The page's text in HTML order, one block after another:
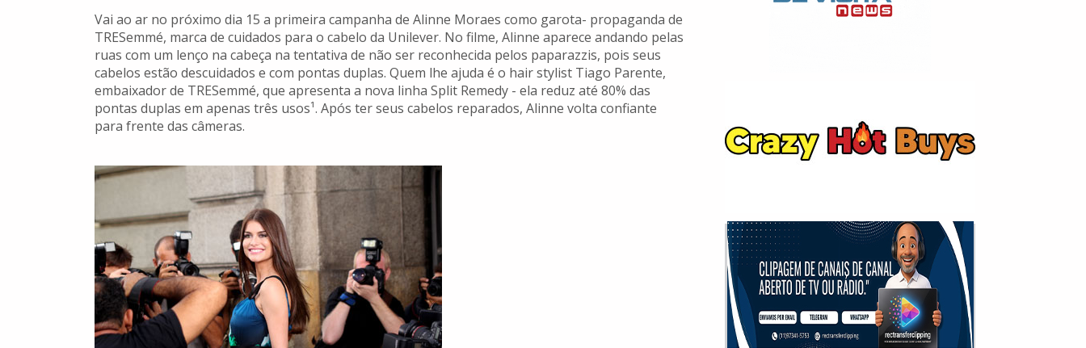
Vai ao ar no próximo dia 15 a primeira campanha de Alinne Moraes como garota- propaganda de
TRESemmé, marca de cuidados para o cabelo da Unilever. No filme, Alinne aparece andando pelas
ruas com um lenço na cabeça na tentativa de não ser reconhecida pelos paparazzis, pois seus
cabelos estão descuidados e com pontas duplas. Quem lhe ajuda é o hair stylist Tiago Parente,
embaixador de TRESemmé, que apresenta a nova linha Split Remedy - ela reduz até 80% das
pontas duplas em apenas três usos¹. Após ter seus cabelos reparados, Alinne volta confiante
para frente das câmeras.